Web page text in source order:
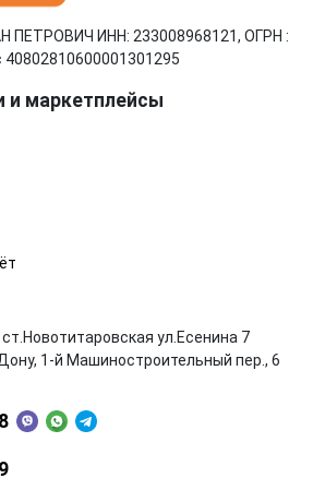
ИНН: 233008968121, ОГРН :
и маркетплейсы
ул.Есенина 7
1-й Машиностроительный пер., 6